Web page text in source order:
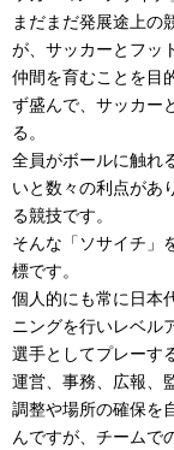
まだまだ発展途上の
が、サッカーとフッ
仲間を育むことを目
ず盛んで、サッカー
る。
全員がボールに触れ
いと数々の利点があ
る競技です。
そんな「ソサイチ」
標です。
個人的にも常に日本
ニングを行いレベル
選手としてプレーす
運営、事務、広報、
調整や場所の確保を
んですが、チームで